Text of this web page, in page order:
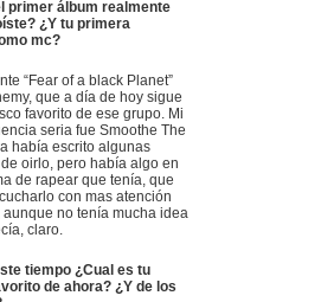
primer álbum realmente
¿Y tu primera
mc?
“Fear of a black Planet”
que a día de hoy sigue
favorito de ese grupo. Mi
seria fue Smoothe The
había escrito algunas
oirlo, pero había algo en
de rapear que tenía, que
con mas atención
aunque no tenía mucha idea
claro.
tiempo ¿Cual es tu
de ahora? ¿Y de los